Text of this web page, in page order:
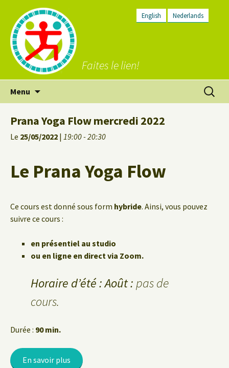
English Nederlands
Faites le lien!
Menu
Prana Yoga Flow mercredi 2022
Le 25/05/2022 | 19:00 - 20:30
Le Prana Yoga Flow
Ce cours est donné sous form hybride. Ainsi, vous pouvez
suivre ce cours :
en présentiel au studio
ou en ligne en direct via Zoom.
Horaire d’été : Août : pas de
cours.
Durée : 90 min.
En savoir plus